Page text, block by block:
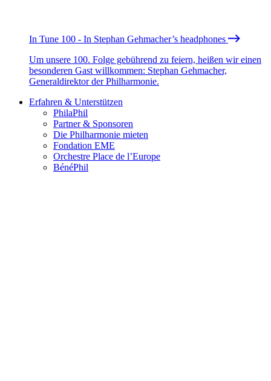
In Tune 100 - In Stephan Gehmacher’s headphones
Um unsere 100. Folge gebührend zu feiern, heißen wir einen
besonderen Gast willkommen: Stephan Gehmacher,
Generaldirektor der Philharmonie.
Erfahren & Unterstützen
PhilaPhil
Partner & Sponsoren
Die Philharmonie mieten
Fondation EME
Orchestre Place de l’Europe
BénéPhil